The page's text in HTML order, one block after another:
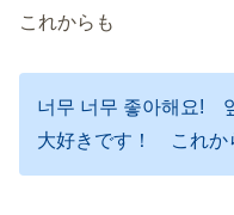
これからも
너무 너무 좋아해요!
大好きです！ これか